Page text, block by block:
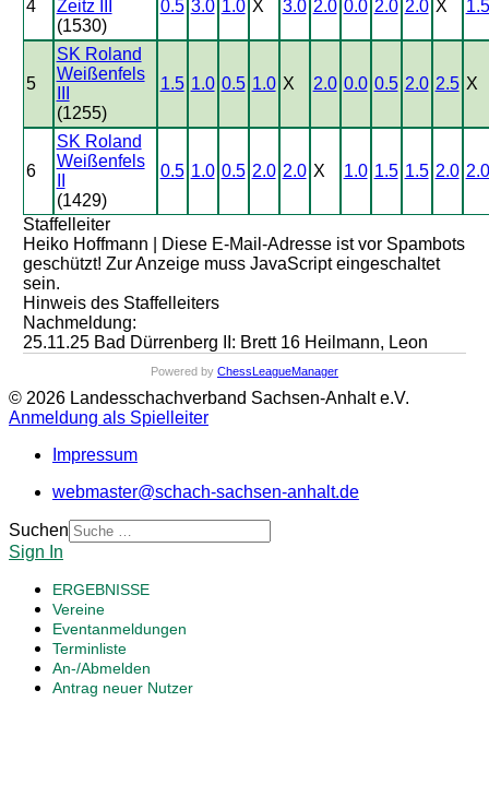
4
Zeitz III
(1530)
0.5 3.0 1.0 X 3.0 2.0 0.0 2.0 2.0 X 1.5
5
SK Roland
Weißenfels
(1255)
1.5 1.0 0.5 1.0 X 2.0 0.0 0.5 2.0 2.5 X
6
SK Roland
Weißenfels
(1429)
0.5 1.0 0.5 2.0 2.0 X 1.0 1.5 1.5 2.0 2.0
Staffelleiter
Heiko Hoffmann |
Diese E-Mail-Adresse ist vor Spambots
geschützt! Zur Anzeige muss JavaScript eingeschaltet
sein.
Hinweis des Staffelleiters
Nachmeldung:
25.11.25 Bad Dürrenberg II: Brett 16 Heilmann, Leon
Powered by ChessLeagueManager
© 2026 Landesschachverband Sachsen-Anhalt e.V.
Anmeldung als Spielleiter
Impressum
webmaster@schach-sachsen-anhalt.de
Suchen
Sign In
ERGEBNISSE
Vereine
Eventanmeldungen
Terminliste
An-/Abmelden
Antrag neuer Nutzer